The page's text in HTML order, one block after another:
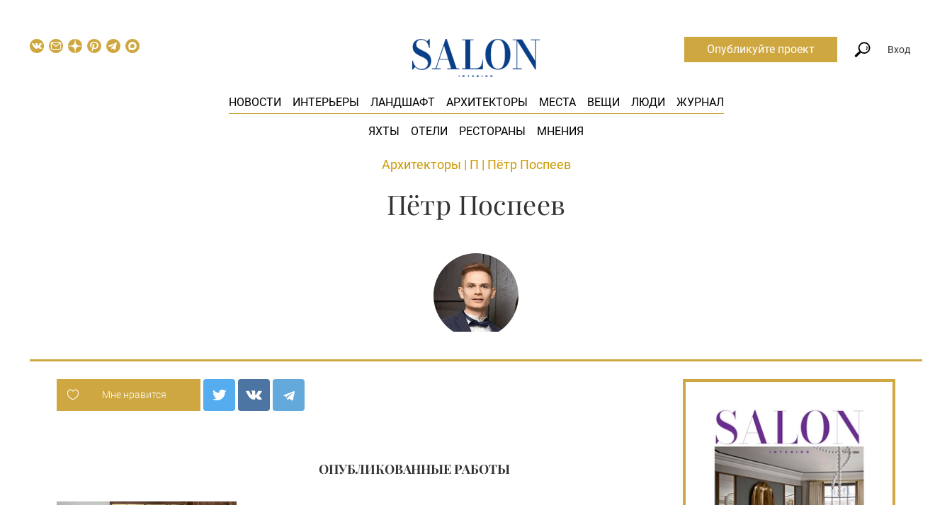
НОВОСТИ ИНТЕРЬЕРЫ ЛАНДШАФТ АРХИТЕКТОРЫ МЕСТА ВЕЩИ ЛЮДИ ЖУРНАЛ
ЯХТЫ ОТЕЛИ РЕСТОРАНЫ МНЕНИЯ
Опубликуйте проект Вход
Архитекторы | П | Пётр Поспеев
Пётр Поспеев
Мне нравится
ОПУБЛИКОВАННЫЕ РАБОТЫ